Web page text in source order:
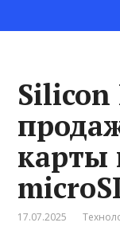
Silicon
карты
17.07.2025